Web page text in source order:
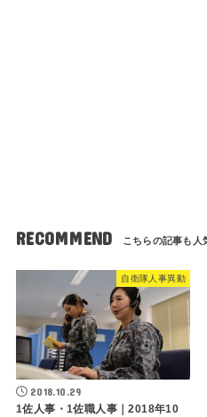
RECOMMEND
自衛隊人事異動
2018.10.29
1佐人事・1佐職人事｜2018年10